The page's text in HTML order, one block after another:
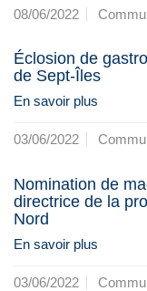
08/06/2022
Éclosion de
de Sept-Îles
En savoir plus
03/06/2022
Nomination de
directrice de la
Nord
En savoir plus
03/06/2022